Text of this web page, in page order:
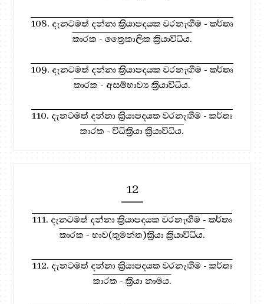
108. දැනටමත් දන්නා ක්‍රියාපදයක වරනැඟීම - කර්තෘ
කාරක - ත්‍රෛකාලික ක්‍රියාවිධිය.
109. දැනටමත් දන්නා ක්‍රියාපදයක වරනැඟීම - කර්තෘ
කාරක - අසම්භාව්‍ය ක්‍රියාවිධිය.
110. දැනටමත් දන්නා ක්‍රියාපදයක වරනැඟීම - කර්තෘ
කාරක - විධික්‍රියා ක්‍රියාවිධිය.
12
111. දැනටමත් දන්නා ක්‍රියාපදයක වරනැඟීම - කර්තෘ
කාරක - භාව(තුමන්ත)ක්‍රියා ක්‍රියාවිධිය.
112. දැනටමත් දන්නා ක්‍රියාපදයක වරනැඟීම - කර්තෘ
කාරක - ක්‍රියා නාමය.